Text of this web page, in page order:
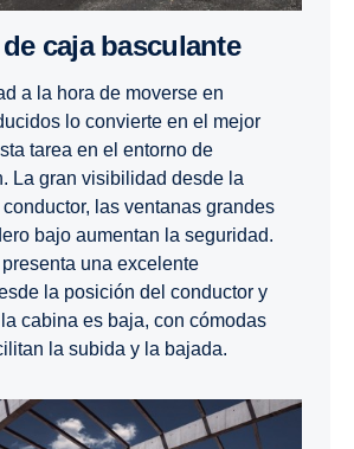
de caja bascu­lante
a la hora de moverse en
lo convierte en el mejor
tarea en el entorno de
La gran visibilidad desde la
las ventanas grandes
bajo aumentan la seguridad.
una excelente
la posición del conductor y
cabina es baja, con cómodas
la subida y la bajada.